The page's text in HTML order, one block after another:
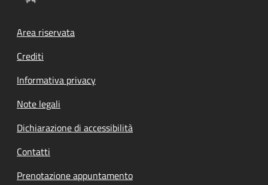
Footer menu
Area riservata
Crediti
Informativa privacy
Note legali
Dichiarazione di accessibilità
Contatti
Prenotazione appuntamento